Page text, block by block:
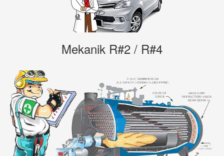
Mekanik R#2 / R#4